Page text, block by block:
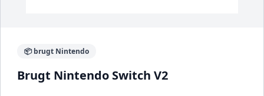
📦 brugt Nintendo
Brugt Nintendo Switch V2